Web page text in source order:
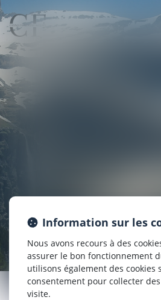
DROIT
Information sur les
Nous avons recours à des
assurer le bon fonctionnement
utilisons également des cookies
consentement pour collecter
visite.